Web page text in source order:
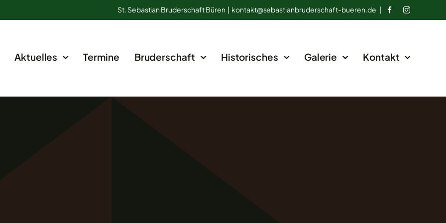
St. Sebastian Bruderschaft Büren | kontakt@sebastianbruderschaft-bueren.de |
Aktuelles Termine Bruderschaft Historisches Galerie Kontakt